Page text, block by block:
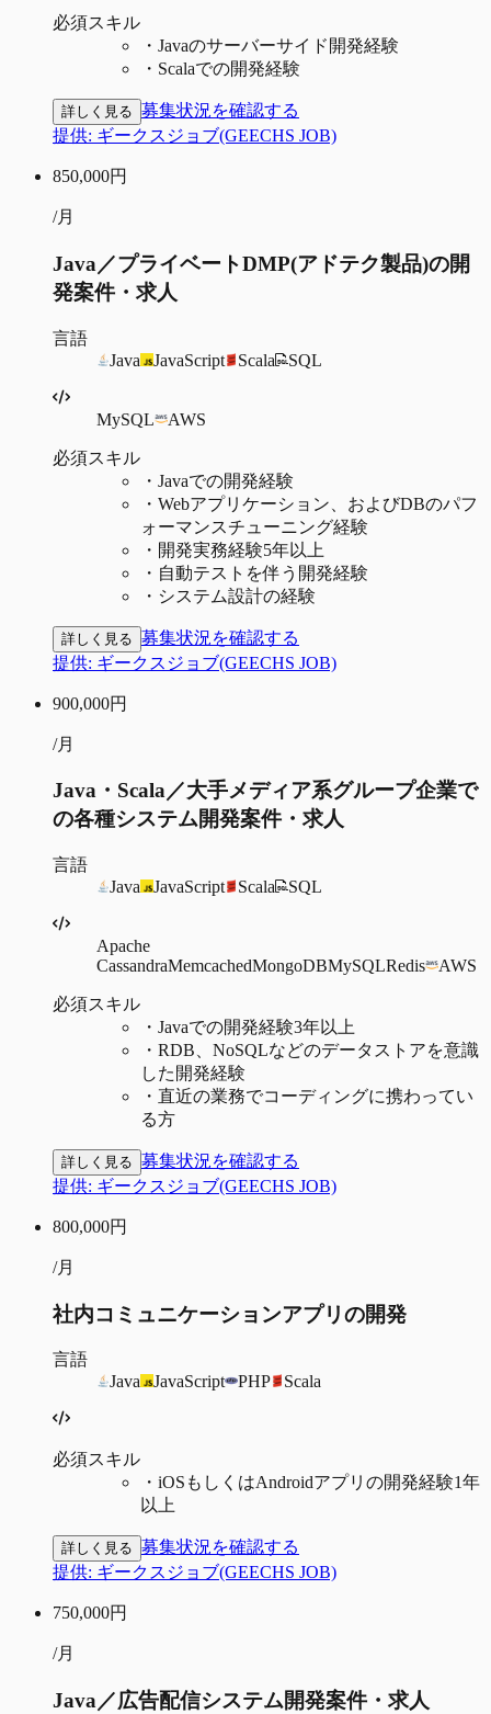
必須スキル
・ Javaのサーバーサイド開発経験
・ Scalaでの開発経験
詳しく見る 募集状況を確認する
提供: ギークスジョブ(GEECHS JOB)
850,000円
/月
Java／プライベートDMP(アドテク製品)の開
発案件・求人
言語
Java
JavaScript Scala SQL
MySQL AWS
必須スキル
・ Javaでの開発経験
・ Webアプリケーション、およびDBのパフ
ォーマンスチューニング経験
・ 開発実務経験5年以上
・ 自動テストを伴う開発経験
・ システム設計の経験
詳しく見る 募集状況を確認する
提供: ギークスジョブ(GEECHS JOB)
900,000円
/月
Java・Scala／大手メディア系グループ企業で
の各種システム開発案件・求人
言語
Java
JavaScript Scala SQL
Apache
CassandraMemcachedMongoDBMySQLRedis AWS
必須スキル
・ Javaでの開発経験3年以上
・ RDB、NoSQLなどのデータストアを意識
した開発経験
・ 直近の業務でコーディングに携わってい
る方
詳しく見る 募集状況を確認する
提供: ギークスジョブ(GEECHS JOB)
800,000円
/月
社内コミュニケーションアプリの開発
言語
Java
JavaScript PHP Scala
必須スキル
・ iOSもしくはAndroidアプリの開発経験1年
以上
詳しく見る 募集状況を確認する
提供: ギークスジョブ(GEECHS JOB)
750,000円
/月
Java／広告配信システム開発案件・求人